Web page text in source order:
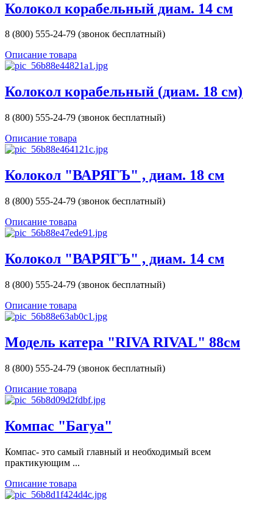
Колокол корабельный диам. 14 см
8 (800) 555-24-79 (звонок бесплатный)
Описание товара
Колокол корабельный (диам. 18 см)
8 (800) 555-24-79 (звонок бесплатный)
Описание товара
Колокол "ВАРЯГЪ" , диам. 18 см
8 (800) 555-24-79 (звонок бесплатный)
Описание товара
Колокол "ВАРЯГЪ" , диам. 14 см
8 (800) 555-24-79 (звонок бесплатный)
Описание товара
Модель катера "RIVA RIVAL" 88см
8 (800) 555-24-79 (звонок бесплатный)
Описание товара
Компас "Багуа"
Компас- это самый главный и необходимый всем
практикующим ...
Описание товара